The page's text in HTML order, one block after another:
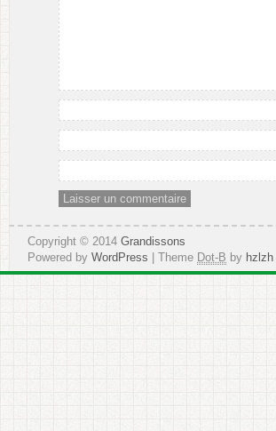
Copyright © 2014 Grandissons
Powered by WordPress | Theme Dot-B by hzlzh